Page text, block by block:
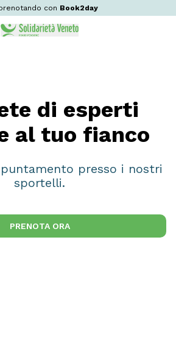
con Book2day
di esperti
al tuo fianco
presso i nostri
sportelli.
PRENOTA ORA